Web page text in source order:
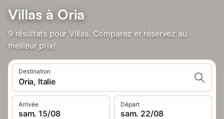
Villas à Oria
9 résultats pour Villas. Comparez et réservez au
meilleur prix!
Destination
Oria, Italie
Arrivée
sam. 15/08
Départ
sam. 22/08